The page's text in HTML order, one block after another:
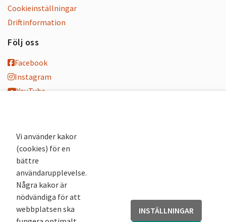
Cookieinställningar
Driftinformation
Följ oss
Facebook
Instagram
YouTube
Nyhetsbrev
Andra webbplatser
Arkivsök
Fornsök
Fornreg
Bebyggelseregistret
Vi använder kakor
(cookies) för en
bättre
användarupplevelse.
Några kakor är
nödvändiga för att
webbplatsen ska
INSTÄLLNINGAR